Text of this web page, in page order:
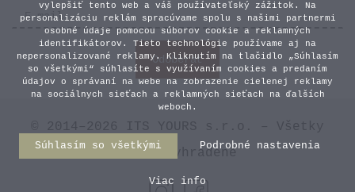
práva vyhradené
vylepšiť tento web a váš používateľský zážitok. Na
personalizáciu reklám spracúvame spolu s našimi partnermi
osobné údaje pomocou súborov cookie a reklamných
identifikátorov. Tieto technológie používame aj na
nepersonalizované reklamy. Kliknutím na tlačidlo „Súhlasím
so všetkými“ súhlasíte s využívaním cookies a predaním
údajov o správaní na webe na zobrazenie cielenej reklamy
na sociálnych sieťach a reklamných sieťach na ďalších
weboch.
Súhlasím so všetkými Podrobné nastavenia
Viac info